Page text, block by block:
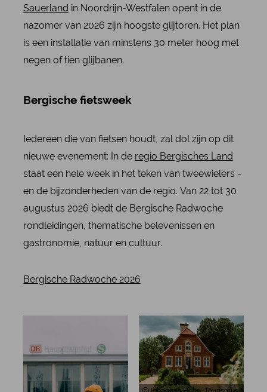
Sauerland in Noordrijn-Westfalen opent in de
nazomer van 2026 zijn hoogste glijtoren. Het plan
is een installatie van minstens 30 meter hoog met
negen of tien glijbanen.
Bergische fietsweek
Iedereen die van fietsen houdt, zal dol zijn op dit
nieuwe evenement: In de regio Bergisches Land
staat een hele week in het teken van tweewielers -
en de bijzonderheden van de regio. Van 22 tot 30
augustus 2026 biedt de Bergische Radwoche
rondleidingen, thematische belevenissen en
gastronomie, natuur en cultuur.
Bergische Radwoche 2026